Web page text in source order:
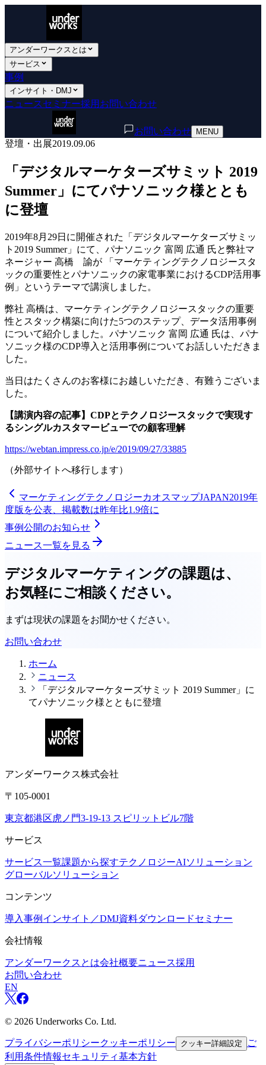
アンダーワークスとは
サービス
事例
インサイト・DMJ
ニュース セミナー採用 お問い合わせ
お問い合わせ MENU
登壇・出展2019.09.06
「デジタルマーケターズサミット 2019
Summer」にてパナソニック様ととも
に登壇
2019年8月29日に開催された「デジタルマーケターズサミッ
ト2019 Summer」にて、パナソニック 富岡 広通 氏と弊社マ
ネージャー 高橋 諭が 「マーケティングテクノロジースタ
ックの重要性とパナソニックの家電事業におけるCDP活用事
例」というテーマで講演しました。
弊社 高橋は、マーケティングテクノロジースタックの重要
性とスタック構築に向けた5つのステップ、データ活用事例
について紹介しました。パナソニック 富岡 広通 氏は、パナ
ソニック様のCDP導入と活用事例についてお話しいただきま
した。
当日はたくさんのお客様にお越しいただき、有難うございま
した。
【講演内容の記事】CDPとテクノロジースタックで実現す
るシングルカスタマービューでの顧客理解
https://webtan.impress.co.jp/e/2019/09/27/33885
（外部サイトへ移行します）
マーケティングテクノロジーカオスマップJAPAN2019年
度版を公表、掲載数は昨年比1.9倍に
事例公開のお知らせ
ニュース一覧を見る
デジタルマーケティングの課題は、
お気軽にご相談ください。
まずは現状の課題をお聞かせください。
お問い合わせ
ホーム
ニュース
「デジタルマーケターズサミット 2019 Summer」に
てパナソニック様とともに登壇
アンダーワークス株式会社
〒105-0001
東京都港区虎ノ門3-19-13 スピリットビル7階
サービス
サービス一覧課題から探すテクノロジーAIソリューション
グローバルソリューション
コンテンツ
導入事例 インサイト／DMJ資料ダウンロードセミナー
会社情報
アンダーワークスとは会社概要ニュース採用
お問い合わせ
EN
© 2026 Underworks Co. Ltd.
プライバシーポリシークッキーポリシー クッキー詳細設定
ご
利用条件情報セキュリティ基本方針